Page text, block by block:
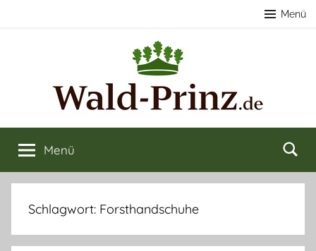
Menü
Nachhaltige
Forstwirtschaft
Naturerlebnisse
Wald
kaufen
verkaufen
Menü
Schlagwort: Forsthandschuhe